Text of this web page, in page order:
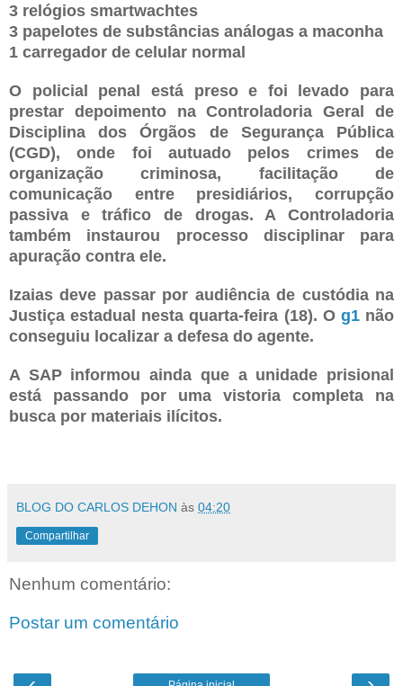
3 relógios smartwachtes
3 papelotes de substâncias análogas a maconha
1 carregador de celular normal
O policial penal está preso e foi levado para
prestar depoimento na Controladoria Geral de
Disciplina dos Órgãos de Segurança Pública
(CGD), onde foi autuado pelos crimes de
organização criminosa, facilitação de
comunicação entre presidiários, corrupção
passiva e tráfico de drogas. A Controladoria
também instaurou processo disciplinar para
apuração contra ele.
Izaias deve passar por audiência de custódia na
Justiça estadual nesta quarta-feira (18). O g1 não
conseguiu localizar a defesa do agente.
A SAP informou ainda que a unidade prisional
está passando por uma vistoria completa na
busca por materiais ilícitos.
BLOG DO CARLOS DEHON às 04:20
Compartilhar
Nenhum comentário:
Postar um comentário